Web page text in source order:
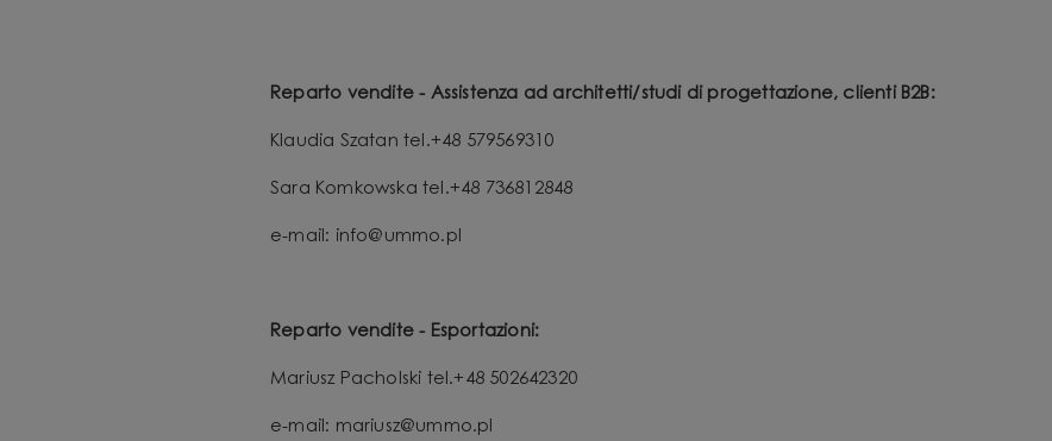
Reparto vendite - Assistenza ad architetti/studi di progettazione, clienti B2B:
Klaudia Szatan tel.+48 579569310
Sara Komkowska tel.+48 736812848
e-mail: info@ummo.pl
Reparto vendite - Esportazioni:
Mariusz Pacholski tel.+48 502642320
e-mail: mariusz@ummo.pl